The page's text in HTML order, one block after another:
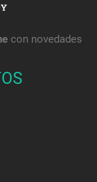
con novedades